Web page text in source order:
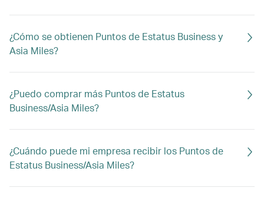
¿Cómo se obtienen Puntos de Estatus Business y
Asia Miles?
¿Puedo comprar más Puntos de Estatus
Business/Asia Miles?
¿Cuándo puede mi empresa recibir los Puntos de
Estatus Business/Asia Miles?